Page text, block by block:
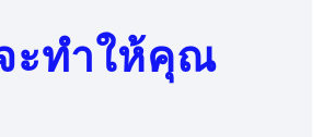
ะทำให้คุณ